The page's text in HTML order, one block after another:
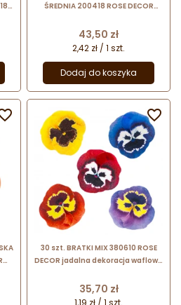
ŚREDNIA 200418 ROSE DECOR
mm
Cena
43,50 zł
2,42 zł / 1 szt.
Dodaj do koszyka
30 szt. BRATKI MIX 380610 ROSE
DECOR jadalna dekoracja waflowa
Cena
35,70 zł
